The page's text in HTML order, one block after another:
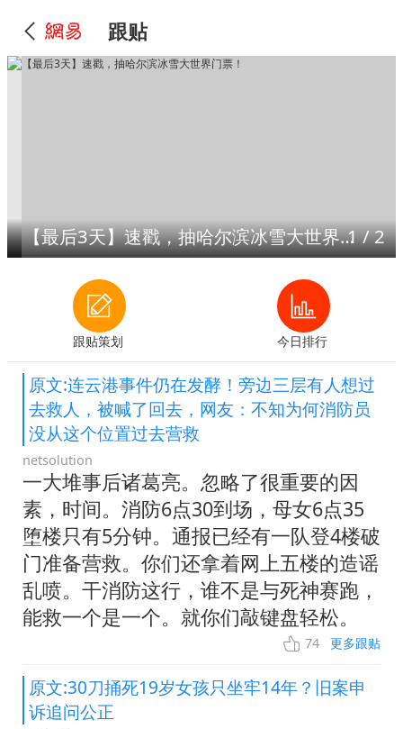
跟贴
【最后3天】速戳，抽哈尔滨冰雪大世界门票！1/2
跟贴策划 今日排行
原文:连云港事件仍在发酵！旁边三层有人想过
去救人，被喊了回去，网友：不知为何消防员
没从这个位置过去营救
netsolution
一大堆事后诸葛亮。忽略了很重要的因
素，时间。消防6点30到场，母女6点35
堕楼只有5分钟。通报已经有一队登4楼破
门准备营救。你们还拿着网上五楼的造谣
乱喷。干消防这行，谁不是与死神赛跑，
能救一个是一个。就你们敲键盘轻松。
74 更多跟贴
原文:30刀捅死19岁女孩只坐牢14年？旧案申
诉追问公正